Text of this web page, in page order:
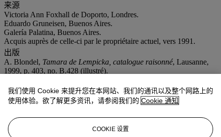
来源
Victoria Ann Foxhall de Doporto, Londres.
Eduardo Gruneisen, Buenos Aires.
Galería Palatina, Buenos Aires.
Acquis auprès de celle-ci par le propriétaire actuel, vers 1991.
出版
A. Blondel, Tamara de Lempicka, catalogue raisonné, Lausanne,
1999, p. 403, no. B.428 (illustré).
Santa Cruz de Tenerife, Espacio Cultural Caja de Canarias,
Creadora del Siglo XX, juin-août 2008, p. 39 (illustré en couleurs)
Lempicka, juin-septembre 2009, pp. 162-163, no. 50 (illustré en
couleurs).
我们使用 Cookie 来提升您在本网站、我们的通讯以及整个网路上的
使用体验。欲了解更多资讯，请参阅我们的 Cookie 通知
COOKIE 设置